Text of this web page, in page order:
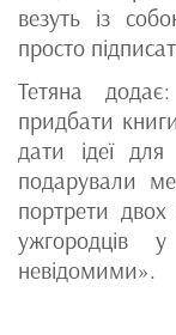
везуть із
просто
Тетяна
придбати
дати ідеї
подарували
портрети двох
ужгородців
невідомими».